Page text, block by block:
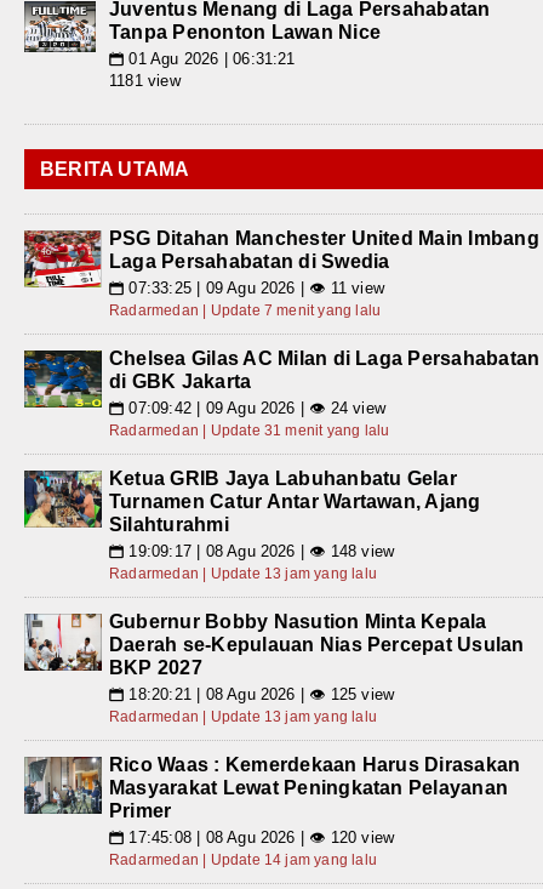
Juventus Menang di Laga Persahabatan
Tanpa Penonton Lawan Nice
📅 01 Agu 2026 | 06:31:21
1181 view
BERITA UTAMA
PSG Ditahan Manchester United Main Imbang
Laga Persahabatan di Swedia
📅 07:33:25 | 09 Agu 2026 | 👁 11 view
Radarmedan | Update 7 menit yang lalu
Chelsea Gilas AC Milan di Laga Persahabatan
di GBK Jakarta
📅 07:09:42 | 09 Agu 2026 | 👁 24 view
Radarmedan | Update 31 menit yang lalu
Ketua GRIB Jaya Labuhanbatu Gelar
Turnamen Catur Antar Wartawan, Ajang
Silahturahmi
📅 19:09:17 | 08 Agu 2026 | 👁 148 view
Radarmedan | Update 13 jam yang lalu
Gubernur Bobby Nasution Minta Kepala
Daerah se-Kepulauan Nias Percepat Usulan
BKP 2027
📅 18:20:21 | 08 Agu 2026 | 👁 125 view
Radarmedan | Update 13 jam yang lalu
Rico Waas : Kemerdekaan Harus Dirasakan
Masyarakat Lewat Peningkatan Pelayanan
Primer
📅 17:45:08 | 08 Agu 2026 | 👁 120 view
Radarmedan | Update 14 jam yang lalu